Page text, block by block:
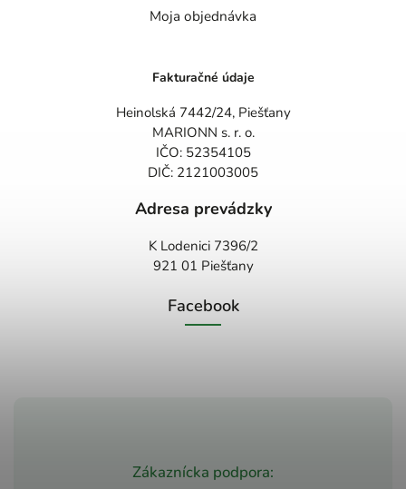
Zákaznícka podpora:
Moja objednávka
Fakturačné údaje
Heinolská 7442/24, Piešťany
MARIONN s. r. o.
IČO: 52354105
DIČ: 2121003005
Adresa prevádzky
K Lodenici 7396/2
921 01 Piešťany
Facebook